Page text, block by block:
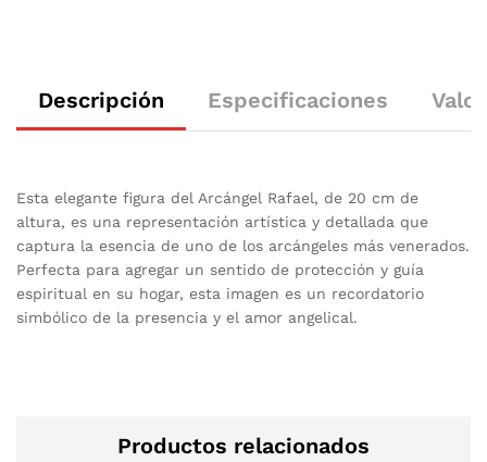
Descripción Especificaciones
Esta elegante figura del Arcángel Rafael, de 20 cm de
altura, es una representación artística y detallada que
captura la esencia de uno de los arcángeles más venerados.
Perfecta para agregar un sentido de protección y guía
espiritual en su hogar, esta imagen es un recordatorio
simbólico de la presencia y el amor angelical.
Productos relacionados